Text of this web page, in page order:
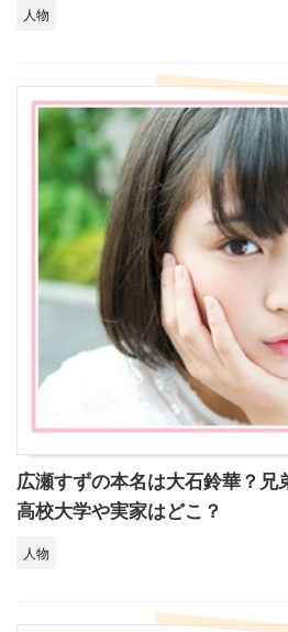
人物
広瀬すずの本名は大石鈴華？兄
高校大学や実家はどこ？
人物